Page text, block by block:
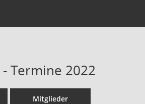
Termine 2022
Mitglieder